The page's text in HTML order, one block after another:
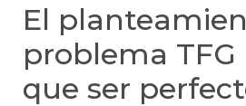
El
problema
que ser